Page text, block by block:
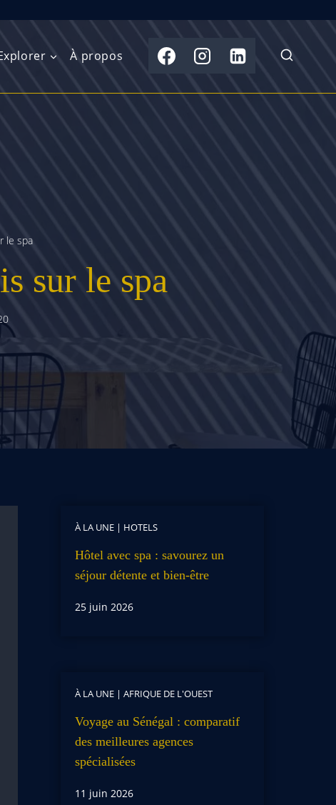
australe
Extrême-Orient
À propos
le spa
sur le spa
À LA UNE| HOTELS
Hôtel avec spa : savourez un
séjour détente et bien-être
25 juin 2026
À LA UNE| AFRIQUE DE L'OUEST
Voyage au Sénégal : comparatif
des meilleures agences
spécialisées
11 juin 2026